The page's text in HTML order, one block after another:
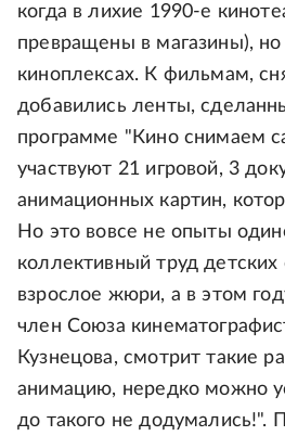
когда в лихие 1990-е
превращены в магазины),
киноплексах. К фильмам,
добавились ленты,
программе "Кино снимаем
участвуют 21 игровой, 3
анимационных картин,
Но это вовсе не опыты
коллективный труд детских
взрослое жюри, а в этом
член Союза
Кузнецова, смотрит такие
анимацию, нередко можно
до такого не додумались!".